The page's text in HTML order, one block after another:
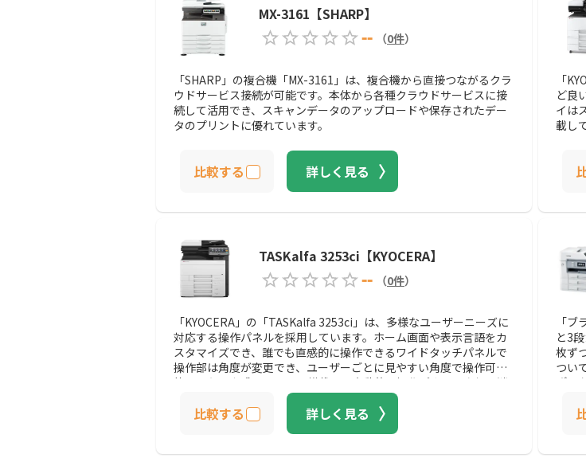
MX-3161【SHARP】
--
（0件）
「SHARP」の複合機「MX-3161」は、複合機から直接つながるクラ
ウドサービス接続が可能です。本体から各種クラウドサービスに接
続して活用でき、スキャンデータのアップロードや保存されたデー
タのプリントに優れています。
比較する 詳しく見る
「
ど良
イは
載し
TASKalfa 3253ci【KYOCERA】
--
（0件）
「KYOCERA」の「TASKalfa 3253ci」は、多様なユーザーニーズに
対応する操作パネルを採用しています。ホーム画面や表示言語をカ
スタマイズでき、誰でも直感的に操作できるワイドタッチパネルで
操作部は角度が変更でき、ユーザーごとに見やすい角度で操作可
能。また、人感センサーを搭載し、自動的に操作パネルの点灯、消
灯を行う事が可能です。
比較する 詳しく見る
「
と3
枚ず
つい
ざま
と
です